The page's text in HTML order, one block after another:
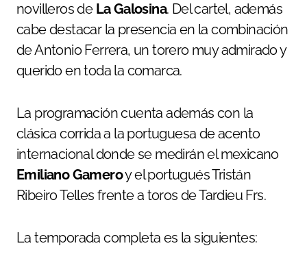
novilleros de La Galosina. Del cartel, además
cabe destacar la presencia en la combinación
de Antonio Ferrera, un torero muy admirado y
querido en toda la comarca.
La programación cuenta además con la
clásica corrida a la portuguesa de acento
internacional donde se medirán el mexicano
Emiliano Gameroy el portugués Tristán
Ribeiro Telles frente a toros de Tardieu Frs.
La temporada completa es la siguientes: